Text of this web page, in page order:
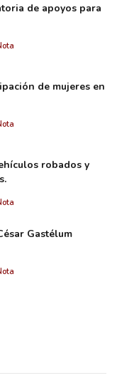
de apoyos para
de mujeres en
robados y
Gastélum